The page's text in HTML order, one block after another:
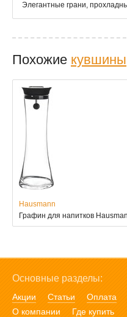
Элегантные грани,
Похожие кувшины
Hausmann
Графин для напитков
Основные разделы:
Акции Статьи Оплата
О компании
Где купить